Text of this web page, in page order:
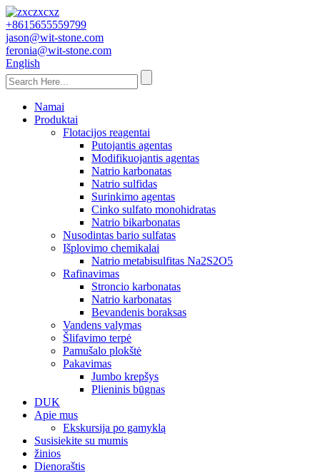
+8615655559799
jason@wit-stone.com
feronia@wit-stone.com
English
Namai
Produktai
Flotacijos reagentai
Putojantis agentas
Modifikuojantis agentas
Natrio karbonatas
Natrio sulfidas
Surinkimo agentas
Cinko sulfato monohidratas
Natrio bikarbonatas
Nusodintas bario sulfatas
Išplovimo chemikalai
Natrio metabisulfitas Na2S2O5
Rafinavimas
Stroncio karbonatas
Natrio karbonatas
Bevandenis boraksas
Vandens valymas
Šlifavimo terpė
Pamušalo plokštė
Pakavimas
Jumbo krepšys
Plieninis būgnas
DUK
Apie mus
Ekskursija po gamyklą
Susisiekite su mumis
žinios
Dienoraštis